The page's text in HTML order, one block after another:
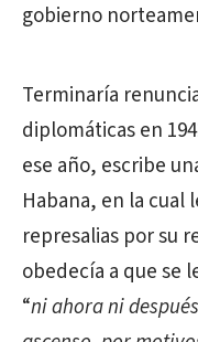
gobierno
Terminaría
diplomáticas en
ese año, escribe
Habana, en la cual
represalias por su
obedecía a que se
“ni ahora ni